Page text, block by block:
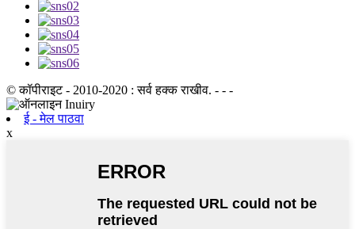
© कॉपीराइट - 2010-2020 : सर्व हक्क राखीव. - - -
ई - मेल पाठवा
x